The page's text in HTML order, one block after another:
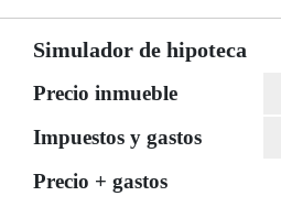
Simulador de hipoteca
Precio inmueble
Impuestos y gastos
Precio + gastos